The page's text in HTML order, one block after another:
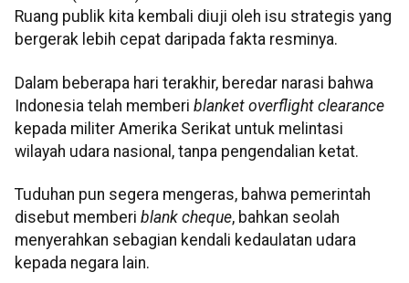
Ruang publik kita kembali diuji oleh isu strategis yang
bergerak lebih cepat daripada fakta resminya.
Dalam beberapa hari terakhir, beredar narasi bahwa
Indonesia telah memberi blanket overflight clearance
kepada militer Amerika Serikat untuk melintasi
wilayah udara nasional, tanpa pengendalian ketat.
Tuduhan pun segera mengeras, bahwa pemerintah
disebut memberi blank cheque, bahkan seolah
menyerahkan sebagian kendali kedaulatan udara
kepada negara lain.